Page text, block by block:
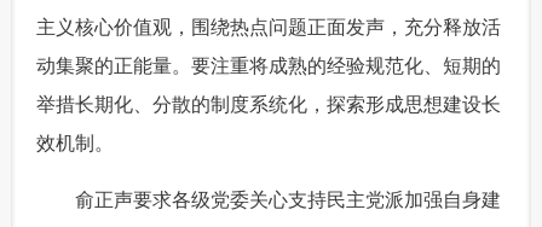
主义核心价值观，围绕热点问题正面发声，充分释放活
动集聚的正能量。要注重将成熟的经验规范化、短期的
举措长期化、分散的制度系统化，探索形成思想建设长
效机制。
俞正声要求各级党委关心支持民主党派加强自身建